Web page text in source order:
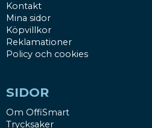
Kontakt
Mina sidor
Köpvillkor
Reklamationer
Policy och cookies
SIDOR
Om OffiSmart
Trycksaker